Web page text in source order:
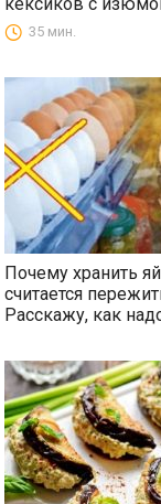
кексиков с
35 мин.
Все
Почему хранить
считается
Расскажу, как